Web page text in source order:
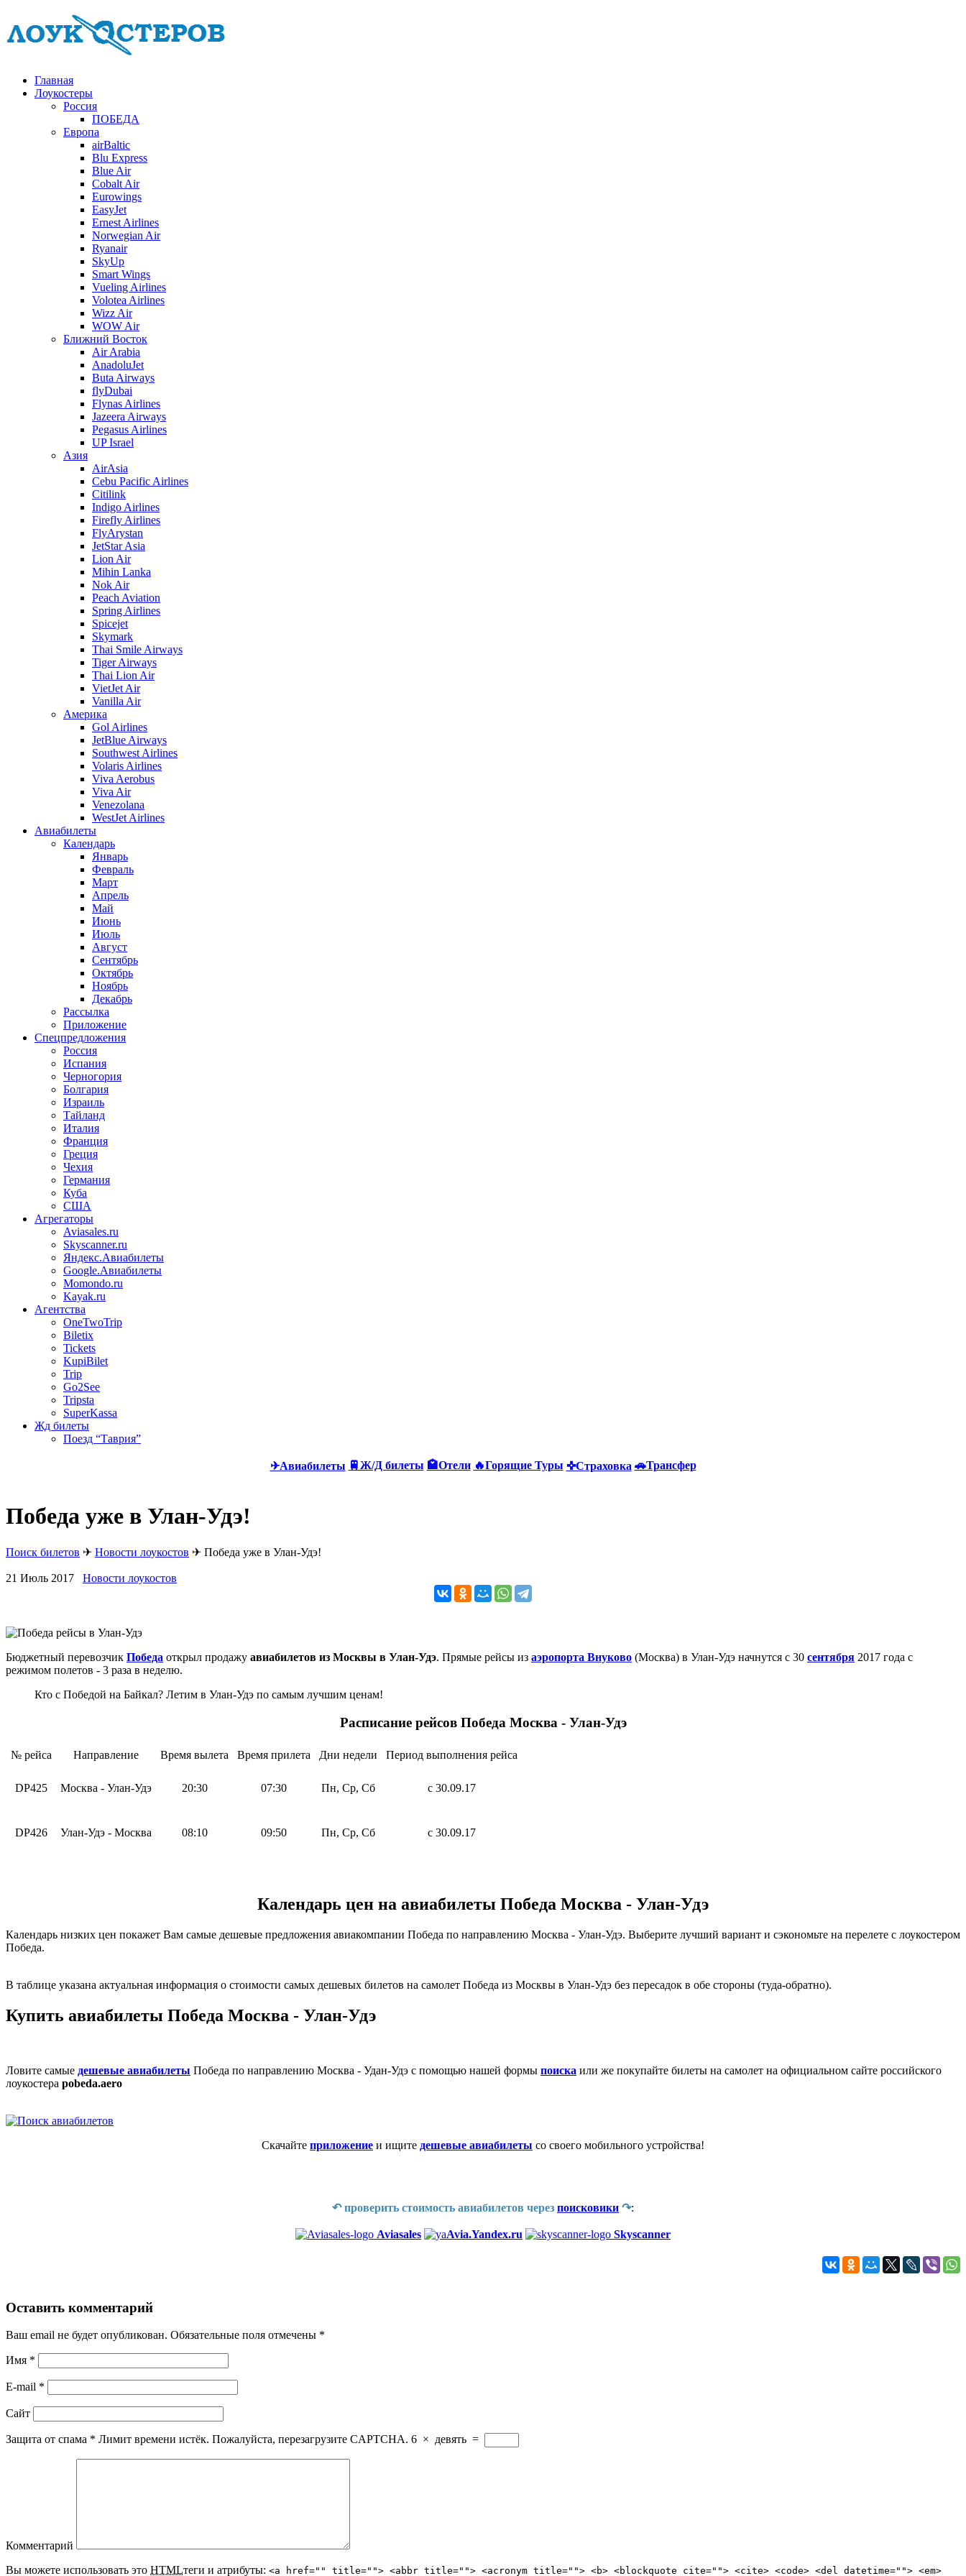
Главная
Лоукостеры
Россия
ПОБЕДА
Европа
airBaltic
Blu Express
Blue Air
Cobalt Air
Eurowings
EasyJet
Ernest Airlines
Norwegian Air
Ryanair
SkyUp
Smart Wings
Vueling Airlines
Volotea Airlines
Wizz Air
WOW Air
Ближний Восток
Air Arabia
AnadoluJet
Buta Airways
flyDubai
Flynas Airlines
Jazeera Airways
Pegasus Airlines
UP Israel
Азия
AirAsia
Cebu Pacific Airlines
Citilink
Indigo Airlines
Firefly Airlines
FlyArystan
JetStar Asia
Lion Air
Mihin Lanka
Nok Air
Peach Aviation
Spring Airlines
Spicejet
Skymark
Thai Smile Airways
Tiger Airways
Thai Lion Air
VietJet Air
Vanilla Air
Америка
Gol Airlines
JetBlue Airways
Southwest Airlines
Volaris Airlines
Viva Aerobus
Viva Air
Venezolana
WestJet Airlines
Авиабилеты
Календарь
Январь
Февраль
Март
Апрель
Май
Июнь
Июль
Август
Сентябрь
Октябрь
Ноябрь
Декабрь
Рассылка
Приложение
Спецпредложения
Россия
Испания
Черногория
Болгария
Израиль
Тайланд
Италия
Франция
Греция
Чехия
Германия
Куба
США
Агрегаторы
Aviasales.ru
Skyscanner.ru
Яндекс.Авиабилеты
Google.Авиабилеты
Momondo.ru
Kayak.ru
Агентства
OneTwoTrip
Biletix
Tickets
KupiBilet
Trip
Go2See
Tripsta
SuperKassa
Жд билеты
Поезд “Таврия”
✈Авиабилеты 🚆Ж/Д билеты 🏩Отели 🔥Горящие Туры ✜Страховка 🚗Трансфер
Победа уже в Улан-Удэ!
Поиск билетов ✈ Новости лоукостов ✈ Победа уже в Улан-Удэ!
21 Июль 2017 Новости лоукостов
Бюджетный перевозчик Победа открыл продажу авиабилетов из Москвы в Улан-Удэ. Прямые рейсы из аэропорта Внуково (Москва) в Улан-Удэ начнутся с 30 сентября 2017 года с
режимом полетов - 3 раза в неделю.
Кто с Победой на Байкал? Летим в Улан-Удэ по самым лучшим ценам!
Расписание рейсов Победа Москва - Улан-Удэ
№ рейса Направление Время вылета Время прилета Дни недели Период выполнения рейса
DP425 Москва - Улан-Удэ 20:30 07:30 Пн, Ср, Сб с 30.09.17
DP426 Улан-Удэ - Москва 08:10 09:50 Пн, Ср, Сб с 30.09.17
Календарь цен на авиабилеты Победа Москва - Улан-Удэ
Календарь низких цен покажет Вам самые дешевые предложения авиакомпании Победа по направлению Москва - Улан-Удэ. Выберите лучший вариант и сэкономьте на перелете с лоукостером
Победа.
В таблице указана актуальная информация о стоимости самых дешевых билетов на самолет Победа из Москвы в Улан-Удэ без пересадок в обе стороны (туда-обратно).
Купить авиабилеты Победа Москва - Улан-Удэ
Ловите самые дешевые авиабилеты Победа по направлению Москва - Удан-Удэ с помощью нашей формы поиска или же покупайте билеты на самолет на официальном сайте российского
лоукостера pobeda.aero
Скачайте приложение и ищите дешевые авиабилеты со своего мобильного устройства!
↶ проверить стоимость авиабилетов через поисковики ↷:
Aviasales Avia.Yandex.ru Skyscanner
Оставить комментарий
Ваш email не будет опубликован. Обязательные поля отмечены *
Имя *
E-mail *
Сайт
Защита от спама * Лимит времени истёк. Пожалуйста, перезагрузите CAPTCHA. 6 × девять =
Комментарий
Вы можете использовать это HTMLтеги и атрибуты: <a href="" title=""> <abbr title=""> <acronym title=""> <b> <blockquote cite=""> <cite> <code> <del datetime=""> <em>